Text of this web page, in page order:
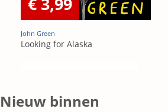
John Green
Looking for Alaska
Nieuw binnen